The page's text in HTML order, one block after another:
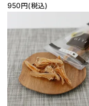
950円(税込)